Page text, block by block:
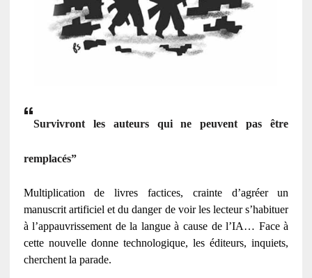
“Survivront les auteurs qui ne peuvent pas être
remplacés”
Multiplication de livres factices, crainte d’agréer un
manuscrit artificiel et du danger de voir les lecteur s’habituer
à l’appauvrissement de la langue à cause de l’IA… Face à
cette nouvelle donne technologique, les éditeurs, inquiets,
cherchent la parade.